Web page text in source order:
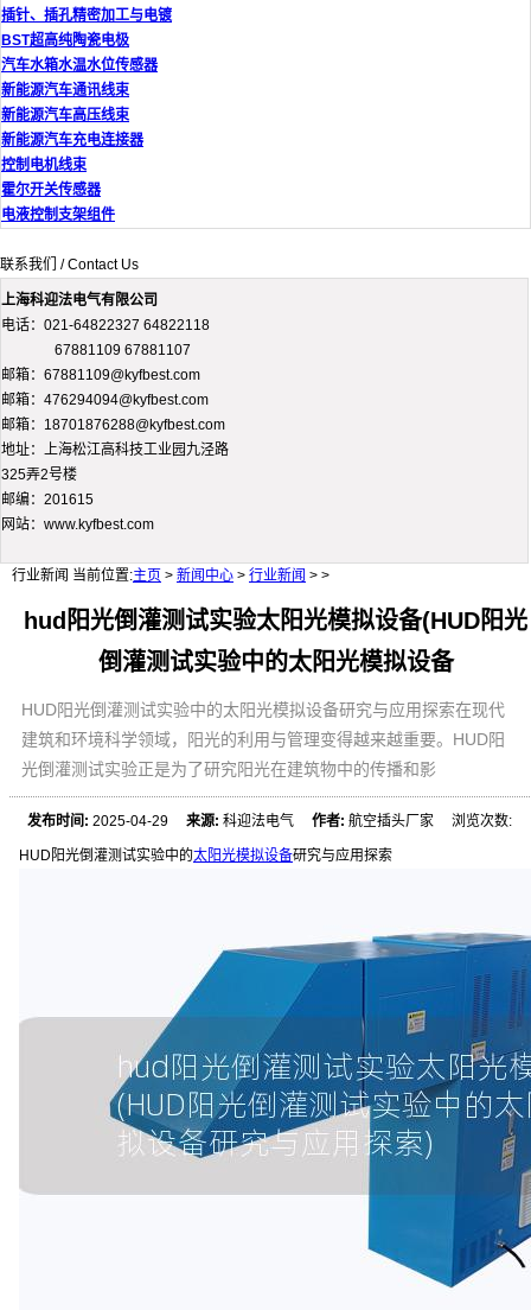
插针、插孔精密加工与电镀
BST超高纯陶瓷电极
汽车水箱水温水位传感器
新能源汽车通讯线束
新能源汽车高压线束
新能源汽车充电连接器
控制电机线束
霍尔开关传感器
电液控制支架组件
联系我们 / Contact Us
上海科迎法电气有限公司
电话：021-64822327 64822118
67881109 67881107
邮箱：67881109@kyfbest.com
邮箱：476294094@kyfbest.com
邮箱：18701876288@kyfbest.com
地址：上海松江高科技工业园九泾路
325弄2号楼
邮编：201615
网站：www.kyfbest.com
行业新闻 当前位置:主页 > 新闻中心 > 行业新闻 > >
hud阳光倒灌测试实验太阳光模拟设备(HUD阳光
倒灌测试实验中的太阳光模拟设备
HUD阳光倒灌测试实验中的太阳光模拟设备研究与应用探索在现代
建筑和环境科学领域，阳光的利用与管理变得越来越重要。HUD阳
光倒灌测试实验正是为了研究阳光在建筑物中的传播和影
发布时间: 2025-04-29来源: 科迎法电气作者: 航空插头厂家 浏览次数:
HUD阳光倒灌测试实验中的太阳光模拟设备研究与应用探索